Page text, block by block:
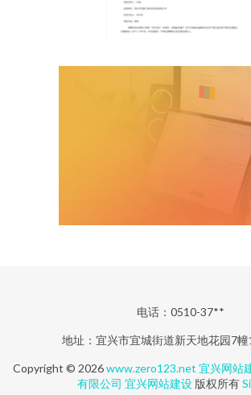
电话：0510-37**
地址：宜兴市宜城街道新天地花园7
Copyright © 2026www.zero123.net 宜兴网站
有限公司 宜兴网站建设 版权所有